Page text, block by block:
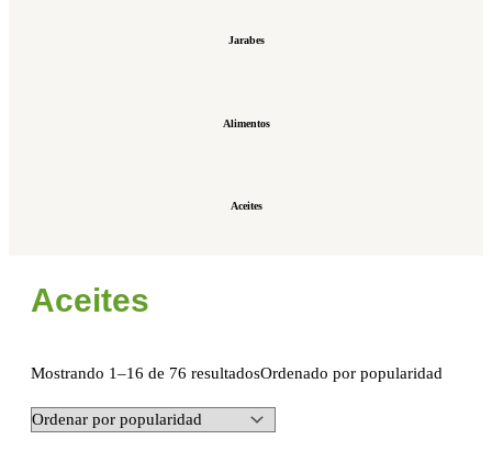
Jarabes
Alimentos
Aceites
Aceites
Mostrando 1–16 de 76 resultadosOrdenado por popularidad